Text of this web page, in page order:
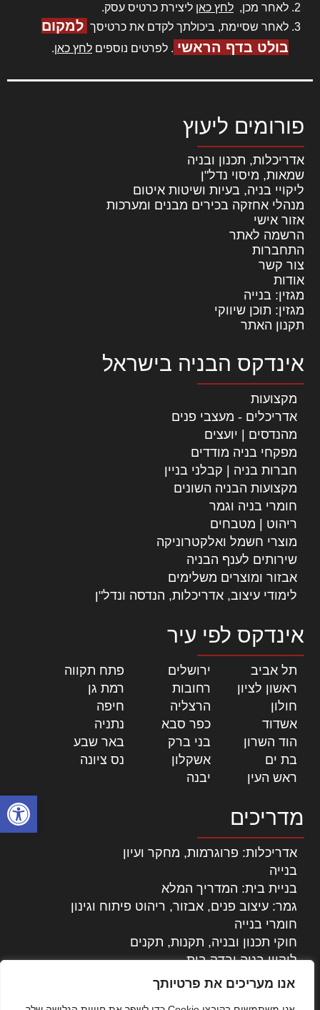
פתח
אנו מעריכים את פרטיותך
לאחר מכן, לחץ כאן ליצירת כרטיס עסק.
לאחר שסיימת, ביכולתך לקדם את כרטיסך למקום
בולט בדף הראשי . לפרטים נוספים לחץ כאן.
פורומים ליעוץ
אדריכלות, תכנון ובניה
שמאות, מיסוי נדל"ן
ליקויי בניה, בעיות ושיטות איטום
מנהלי אחזקה בכירים מבנים ומערכות
אזור אישי
הרשמה לאתר
התחברות
צור קשר
אודות
מגזין: בנייה
מגזין: תוכן שיווקי
תקנון האתר
אינדקס הבניה בישראל
מקצועות
אדריכלים - מעצבי פנים
מהנדסים | יועצים
מפקחי בניה מודדים
חברות בניה | קבלני בניין
מקצועות הבניה השונים
חומרי בניה וגמר
ריהוט | מטבחים
מוצרי חשמל ואלקטרוניקה
שירותים לענף הבניה
אבזור ומוצרים משלימים
לימודי עיצוב, אדריכלות, הנדסה ונדל"ן
אינדקס לפי עיר
תל אביב ירושלים פתח תקווה
ראשון לציון
רחובות רמת גן
חולון
הרצליה חיפה
אשדוד
כפר סבא נתניה
הוד השרון
בני ברק באר שבע
בת ים
אשקלון נס ציונה
ראש העין
יבנה
מדריכים
אדריכלות: פרוגרמות, מחקר ועיון
בנייה
בניית בית: המדריך המלא
גמר: עיצוב פנים, אבזור, ריהוט פיתוח וגינון
חומרי בנייה
חוקי תכנון ובניה, תקנות, תקנים
ליקויי בניה ובדק בית
נדל"ן: זכויות, אגרות ועסקאות